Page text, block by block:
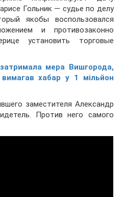
Гольник — судье по делу
якобы воспользовался
и противозаконно
установить торговые
мера Вишгорода,
хабар у 1 мільйон
заместителя Александр
Против него самого